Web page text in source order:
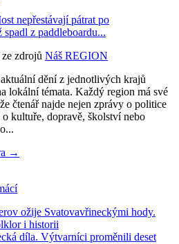
nepřestávají pátrat po
z paddleboardu...
zdrojů Náš REGION
dění z jednotlivých krajů
lokální témata. Každý region má své
čtenář najde nejen zprávy o politice
kultuře, dopravě, školství nebo
→
ožije Svatovavřineckými hody.
i historii
díla. Výtvarníci proměnili deset